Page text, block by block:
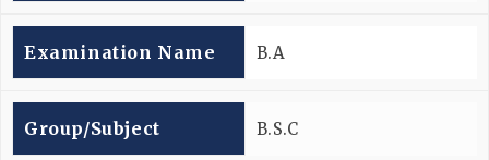
Examination Name B.A
Group/subject B.S.C